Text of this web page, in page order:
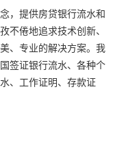
，提供房贷银行流水和
不倦地追求技术创新、
、专业的解决方案。我
签证银行流水、各种个
、工作证明、存款证